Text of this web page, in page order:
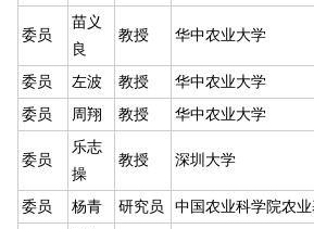
委员
苗义
良
教授 华中农业大学
委员 左波 教授
华中农业大学
委员
周翔 教授 华中农业大学
委员
乐志
操
教授 深圳大学
委员 杨青 研究员 中国农业科学院农